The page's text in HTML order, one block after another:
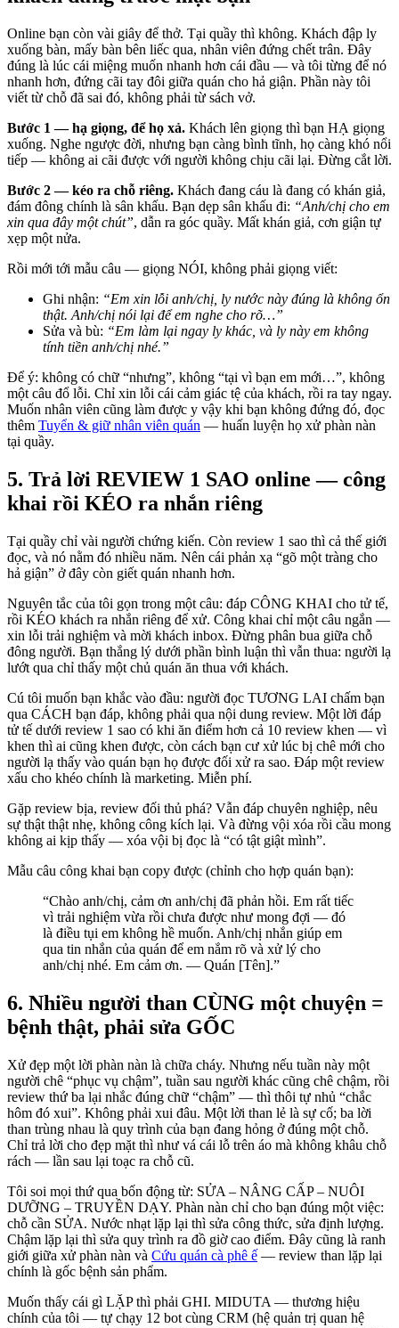
Online bạn còn vài giây để thở. Tại quầy thì không. Khách đập ly
xuống bàn, mấy bàn bên liếc qua, nhân viên đứng chết trân. Đây
đúng là lúc cái miệng muốn nhanh hơn cái đầu — và tôi từng để nó
nhanh hơn, đứng cãi tay đôi giữa quán cho hả giận. Phần này tôi
viết từ chỗ đã sai đó, không phải từ sách vở.
Bước 1 — hạ giọng, để họ xả. Khách lên giọng thì bạn HẠ giọng
xuống. Nghe ngược đời, nhưng bạn càng bình tĩnh, họ càng khó nổi
tiếp — không ai cãi được với người không chịu cãi lại. Đừng cắt lời.
Bước 2 — kéo ra chỗ riêng. Khách đang cáu là đang có khán giả,
đám đông chính là sân khấu. Bạn dẹp sân khấu đi: “Anh/chị cho em
xin qua đây một chút”, dẫn ra góc quầy. Mất khán giả, cơn giận tự
xẹp một nửa.
Rồi mới tới mẫu câu — giọng NÓI, không phải giọng viết:
Ghi nhận: “Em xin lỗi anh/chị, ly nước này đúng là không ổn
thật. Anh/chị nói lại để em nghe cho rõ…”
Sửa và bù: “Em làm lại ngay ly khác, và ly này em không
tính tiền anh/chị nhé.”
Để ý: không có chữ “nhưng”, không “tại vì bạn em mới…”, không
một câu đổ lỗi. Chỉ xin lỗi cái cảm giác tệ của khách, rồi ra tay ngay.
Muốn nhân viên cũng làm được y vậy khi bạn không đứng đó, đọc
thêm Tuyển & giữ nhân viên quán — huấn luyện họ xử phàn nàn
tại quầy.
5. Trả lời REVIEW 1 SAO online — công
khai rồi KÉO ra nhắn riêng
Tại quầy chỉ vài người chứng kiến. Còn review 1 sao thì cả thế giới
đọc, và nó nằm đó nhiều năm. Nên cái phản xạ “gõ một tràng cho
hả giận” ở đây còn giết quán nhanh hơn.
Nguyên tắc của tôi gọn trong một câu: đáp CÔNG KHAI cho tử tế,
rồi KÉO khách ra nhắn riêng để xử. Công khai chỉ một câu ngắn —
xin lỗi trải nghiệm và mời khách inbox. Đừng phân bua giữa chỗ
đông người. Bạn thắng lý dưới phần bình luận thì vẫn thua: người lạ
lướt qua chỉ thấy một chủ quán ăn thua với khách.
Cú tôi muốn bạn khắc vào đầu: người đọc TƯƠNG LAI chấm bạn
qua CÁCH bạn đáp, không phải qua nội dung review. Một lời đáp
tử tế dưới review 1 sao có khi ăn điểm hơn cả 10 review khen — vì
khen thì ai cũng khen được, còn cách bạn cư xử lúc bị chê mới cho
người lạ thấy vào quán bạn họ được đối xử ra sao. Đáp một review
xấu cho khéo chính là marketing. Miễn phí.
Gặp review bịa, review đối thủ phá? Vẫn đáp chuyên nghiệp, nêu
sự thật thật nhẹ, không công kích lại. Và đừng vội xóa rồi cầu mong
không ai kịp thấy — xóa vội bị đọc là “có tật giật mình”.
Mẫu câu công khai bạn copy được (chỉnh cho hợp quán bạn):
“Chào anh/chị, cảm ơn anh/chị đã phản hồi. Em rất tiếc
vì trải nghiệm vừa rồi chưa được như mong đợi — đó
là điều tụi em không hề muốn. Anh/chị nhắn giúp em
qua tin nhắn của quán để em nắm rõ và xử lý cho
anh/chị nhé. Em cảm ơn. — Quán [Tên].”
6. Nhiều người than CÙNG một chuyện =
bệnh thật, phải sửa GỐC
Xử đẹp một lời phàn nàn là chữa cháy. Nhưng nếu tuần này một
người chê “phục vụ chậm”, tuần sau người khác cũng chê chậm, rồi
review thứ ba lại nhắc đúng chữ “chậm” — thì thôi tự nhủ “chắc
hôm đó xui”. Không phải xui đâu. Một lời than lẻ là sự cố; ba lời
than trùng nhau là quy trình của bạn đang hỏng ở đúng một chỗ.
Chỉ trả lời cho đẹp mặt thì như vá cái lỗ trên áo mà không khâu chỗ
rách — lần sau lại toạc ra chỗ cũ.
Tôi soi mọi thứ qua bốn động từ: SỬA – NÂNG CẤP – NUÔI
DƯỠNG – TRUYỀN DẠY. Phàn nàn chỉ cho bạn đúng một việc:
chỗ cần SỬA. Nước nhạt lặp lại thì sửa công thức, sửa định lượng.
Chậm lặp lại thì sửa quy trình ra đồ giờ cao điểm. Đây cũng là ranh
giới giữa xử phàn nàn và Cứu quán cà phê ế — review than lặp lại
chính là gốc bệnh sản phẩm.
Muốn thấy cái gì LẶP thì phải GHI. MIDUTA — thương hiệu
chính của tôi — tự chạy 12 bot cùng CRM (hệ quản trị quan hệ